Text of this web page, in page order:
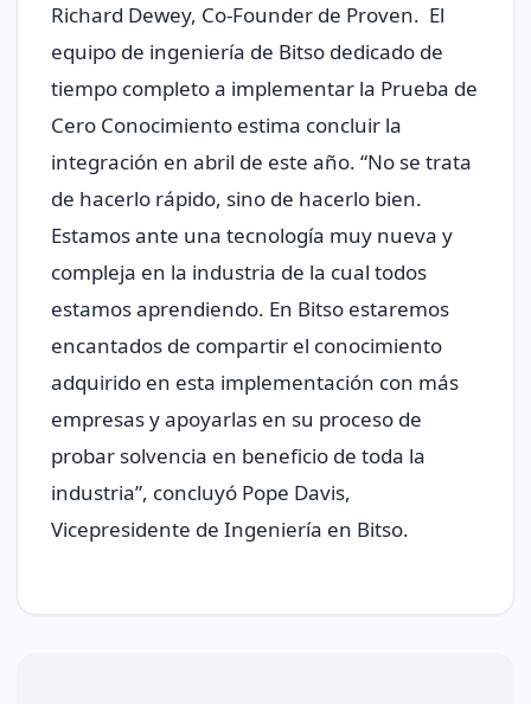
Richard Dewey, Co-Founder de Proven. El
equipo de ingeniería de Bitso dedicado de
tiempo completo a implementar la Prueba de
Cero Conocimiento estima concluir la
integración en abril de este año. “No se trata
de hacerlo rápido, sino de hacerlo bien.
Estamos ante una tecnología muy nueva y
compleja en la industria de la cual todos
estamos aprendiendo. En Bitso estaremos
encantados de compartir el conocimiento
adquirido en esta implementación con más
empresas y apoyarlas en su proceso de
probar solvencia en beneficio de toda la
industria”, concluyó Pope Davis,
Vicepresidente de Ingeniería en Bitso.